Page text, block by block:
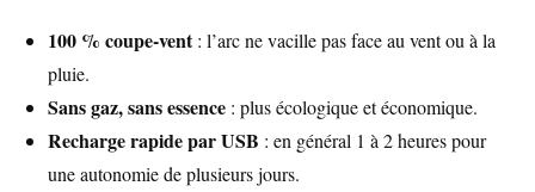
100 % coupe-vent: l’arc ne vacille pas face au vent ou à la
pluie.
Sans gaz, sans essence : plus écologique et économique.
Recharge rapide par USB : en général 1 à 2 heures pour
une autonomie de plusieurs jours.